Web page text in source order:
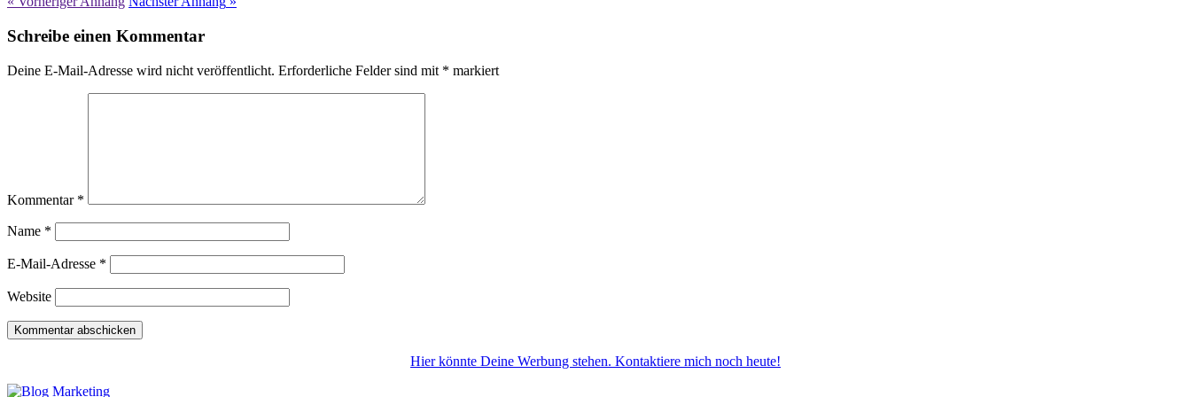
Schreibe einen Kommentar
Deine E-Mail-Adresse wird nicht veröffentlicht. Erforderliche Felder sind mit * markiert
Kommentar *
Name *
E-Mail-Adresse *
Website
Hier könnte Deine Werbung stehen. Kontaktiere mich noch heute!